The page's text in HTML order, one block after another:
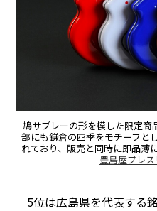
鳩サブレーの形を模した限定商
部にも鎌倉の四季をモチーフと
れており、販売と同時に即品薄
豊島屋プレ
5位は広島県を代表する